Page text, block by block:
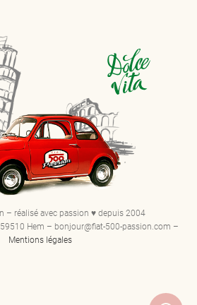
– réalisé avec passion ♥ depuis 2004
Hem – bonjour@fiat-500-passion.com –
Mentions légales